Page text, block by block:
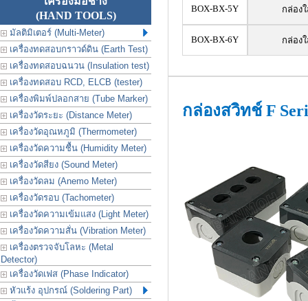
(HAND TOOLS)
มัลติมิเตอร์ (Multi-Meter)
เครื่องทดสอบกราวด์ดิน (Earth Test)
เครื่องทดสอบฉนวน (Insulation test)
เครื่องทดสอบ RCD, ELCB (tester)
เครื่องพิมพ์ปลอกสาย (Tube Marker)
เครื่องวัดระยะ (Distance Meter)
เครื่องวัดอุณหภูมิ (Thermometer)
เครื่องวัดความชื้น (Humidity Meter)
เครื่องวัดสียง (Sound Meter)
เครื่องวัดลม (Anemo Meter)
เครื่องวัดรอบ (Tachometer)
เครื่องวัดความเข้มแสง (Light Meter)
เครื่องวัดความสั่น (Vibration Meter)
เครื่องตรวจจับโลหะ (Metal
Detector)
เครื่องวัดเฟส (Phase Indicator)
หัวแร้ง อุปกรณ์ (Soldering Part)
BOX-BX-5Y กล่อง
BOX-BX-6Y กล่อง
กล่องสวิทช์ F